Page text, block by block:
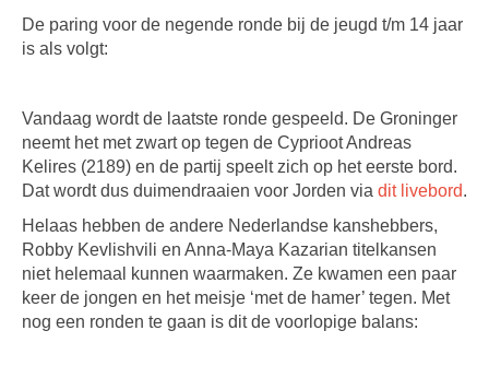
De paring voor de negende ronde bij de jeugd t/m 14 jaar
is als volgt:
Vandaag wordt de laatste ronde gespeeld. De Groninger
neemt het met zwart op tegen de Cyprioot Andreas
Kelires (2189) en de partij speelt zich op het eerste bord.
Dat wordt dus duimendraaien voor Jorden via dit livebord.
Helaas hebben de andere Nederlandse kanshebbers,
Robby Kevlishvili en Anna-Maya Kazarian titelkansen
niet helemaal kunnen waarmaken. Ze kwamen een paar
keer de jongen en het meisje ‘met de hamer’ tegen. Met
nog een ronden te gaan is dit de voorlopige balans: